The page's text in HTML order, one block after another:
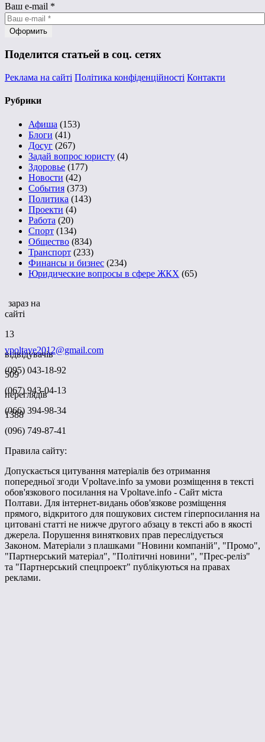
Ваш e-mail *
Поделится статьей в соц. сетях
Реклама на сайті Політика конфіденційності Контакти
Рубрики
Афиша (153)
Блоги (41)
Досуг (267)
Задай вопрос юристу (4)
Здоровье (177)
Новости (42)
События (373)
Политика (143)
Проекти (4)
Работа (20)
Спорт (134)
Общество (834)
Транспорт (233)
Финансы и бизнес (234)
Юридические вопросы в сфере ЖКХ (65)
зараз на
сайті
13
відвідувачів
509
переглядів
1388
vpoltave2012@gmail.com
(095) 043-18-92
(067) 943-04-13
(066) 394-98-34
(096) 749-87-41
Правила сайту:
Допускається цитування матеріалів без отримання
попередньої згоди Vpoltave.info за умови розміщення в тексті
обов'язкового посилання на Vpoltave.info - Сайт міста
Полтави. Для інтернет-видань обов'язкове розміщення
прямого, відкритого для пошукових систем гіперпосилання на
цитовані статті не нижче другого абзацу в тексті або в якості
джерела. Порушення виняткових прав переслідується
Законом. Матеріали з плашками "Новини компаній", "Промо",
"Партнерський матеріал", "Політичні новини", "Прес-реліз"
та "Партнерський спецпроект" публікуються на правах
реклами.